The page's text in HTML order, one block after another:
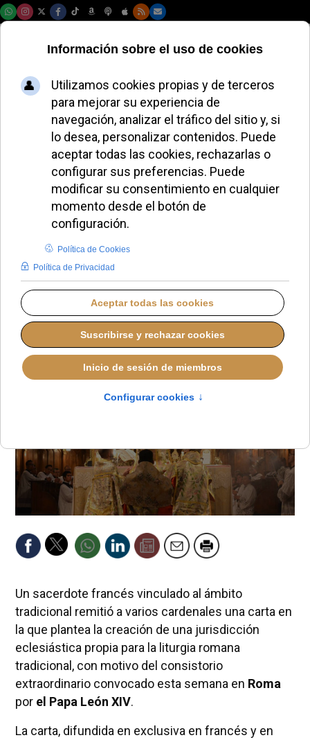
Un sacerdote
francés propone
crear una
jurisdicción propia
para la misa
tradicional
JOSÉ GARCÍA IGLESIA HOY LUNES, 05 ENERO 2026 18:25
Un sacerdote francés vinculado al ámbito
tradicional remitió a varios cardenales una carta en
la que plantea la creación de una jurisdicción
eclesiástica propia para la liturgia romana
tradicional, con motivo del consistorio
extraordinario convocado esta semana en Roma
por el Papa León XIV.
La carta, difundida en exclusiva en francés y en